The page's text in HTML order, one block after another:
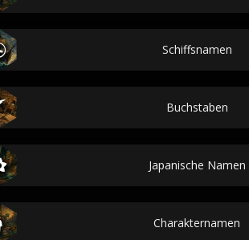
Schiffsnamen
Buchstaben
Japanische Namen
Charakternamen